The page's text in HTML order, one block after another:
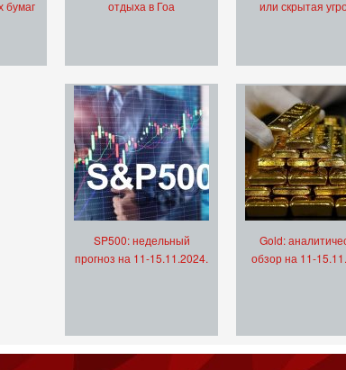
бумаг
отдыха в Гоа
или скрытая
SP500: недельный
прогноз на 11-15.11.2024.
Gold:
обзор на 11-